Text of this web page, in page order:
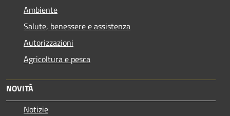
Ambiente
Salute, benessere e assistenza
Autorizzazioni
Agricoltura e pesca
NOVITÀ
Notizie